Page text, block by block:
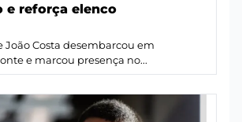
e reforça elenco
João Costa desembarcou em
e marcou presença no...